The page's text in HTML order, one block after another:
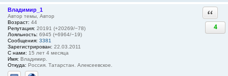
Владимир_1
Автор темы, Автор
Возраст: 44
Репутация: 20191 (+20269/−78)
Лояльность: 6945 (+6964/−19)
Сообщения: 3381
Зарегистрирован: 22.03.2011
С нами: 15 лет 4 месяца
Имя: Владимир.
Откуда: Россия. Татарстан. Алексеевское.
4